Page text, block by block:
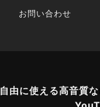
お問い合わせ
自由に使える高音質